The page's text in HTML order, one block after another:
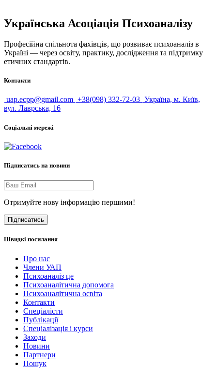
Українська Асоціація Психоаналізу
Професійна спільнота фахівців, що розвиває психоаналіз в
Україні — через освіту, практику, дослідження та підтримку
етичних стандартів.
Контакти
uap.ecpp@gmail.com +38(098) 332-72-03 Україна, м. Київ,
вул. Лаврська, 16
Соціальні мережі
Підписатись на новини
Отримуйте нову інформацію першими!
Підписатись
Швидкі посилання
Про нас
Члени УАП
Психоаналіз це
Психоаналітична допомога
Психоаналітична освіта
Контакти
Спеціалісти
Публікації
Cпеціалізація і курси
Заходи
Новини
Партнери
Пошук